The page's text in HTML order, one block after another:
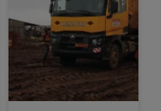
Transporte de